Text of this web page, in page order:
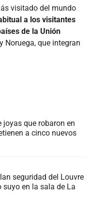
visitado del mundo
a los visitantes
de la Unión
Noruega, que integran
joyas que robaron en
a cinco nuevos
seguridad del Louvre
en la sala de La